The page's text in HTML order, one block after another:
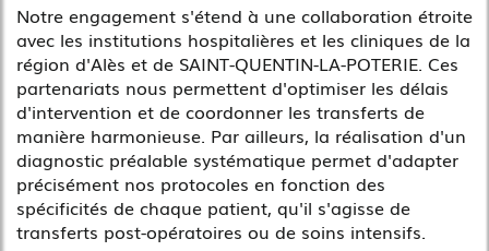
Notre engagement s'étend à une collaboration étroite
avec les institutions hospitalières et les cliniques de la
région d'Alès et de SAINT-QUENTIN-LA-POTERIE. Ces
partenariats nous permettent d'optimiser les délais
d'intervention et de coordonner les transferts de
manière harmonieuse. Par ailleurs, la réalisation d'un
diagnostic préalable systématique permet d'adapter
précisément nos protocoles en fonction des
spécificités de chaque patient, qu'il s'agisse de
transferts post-opératoires ou de soins intensifs.